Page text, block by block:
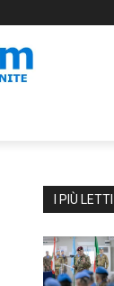
I PIÙ LETTI